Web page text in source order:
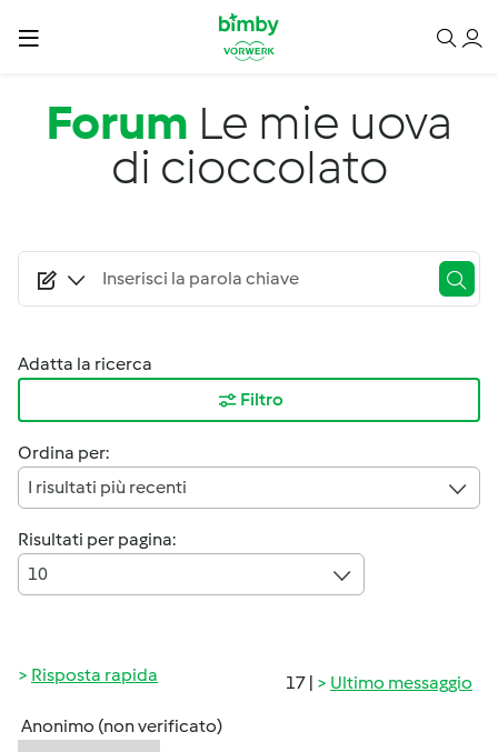
Salta al contenuto principale
Forum Le mie uova
di cioccolato
Adatta la ricerca
Filtro
Ordina per:
I risultati più recenti
Risultati per pagina:
10
17 | Ultimo messaggio
Risposta rapida
Anonimo (non verificato)